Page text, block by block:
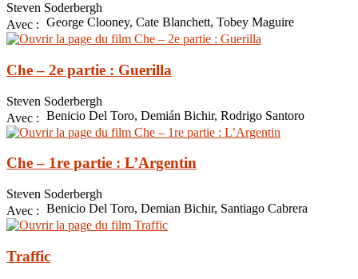
Steven Soderbergh
Avec : George Clooney, Cate Blanchett, Tobey Maguire
Che – 2e partie : Guerilla
Steven Soderbergh
Avec : Benicio Del Toro, Demián Bichir, Rodrigo Santoro
Che – 1re partie : L’Argentin
Steven Soderbergh
Avec : Benicio Del Toro, Demian Bichir, Santiago Cabrera
Traffic